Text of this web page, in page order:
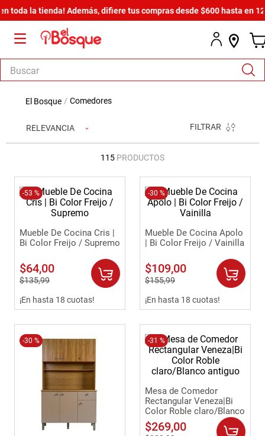
la tienda! Además, difiere tus compras desde $600 hasta en 12
Buscar
comedores
RELEVANCIA FILTRAR
115 PRODUCTOS
-53 %
Mueble De Cocina Cris |
Bi Color Freijo / Supremo
$64,00
$135,99
¡En hasta 18 cuotas!
-30 %
Mueble De Cocina Apolo
| Bi Color Freijo / Vainilla
$109,00
$155,99
¡En hasta 18 cuotas!
-30 % -31 %
Mesa de Comedor
Rectangular Veneza|Bi
Color Roble claro/Blanco
antiguo
$269,00
comedor
cama
comoda
armario lux
sofa
. camas